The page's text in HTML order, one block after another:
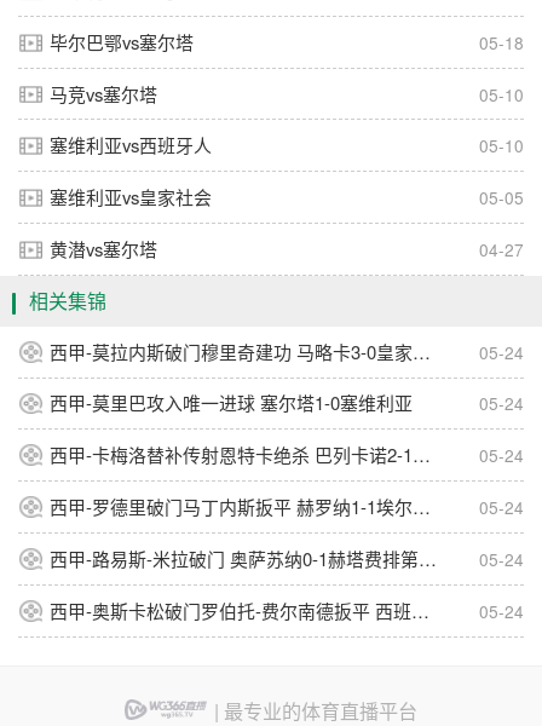
毕尔巴鄂vs塞尔塔 05-18
马竞vs塞尔塔 05-10
塞维利亚vs西班牙人 05-10
塞维利亚vs皇家社会 05-05
黄潜vs塞尔塔 04-27
相关集锦
西甲-莫拉内斯破门穆里奇建功 马略卡3-0皇家奥维耶多仍遭降级 05-24
西甲-莫里巴攻入唯一进球 塞尔塔1-0塞维利亚 05-24
西甲-卡梅洛替补传射恩特卡绝杀 巴列卡诺2-1逆转阿拉维斯 05-24
西甲-罗德里破门马丁内斯扳平 赫罗纳1-1埃尔切惨遭降级 05-24
西甲-路易斯-米拉破门 奥萨苏纳0-1赫塔费排第17惊险保级 05-24
西甲-奥斯卡松破门罗伯托-费尔南德扳平 西班牙人1-1皇家社会 05-24
| 最专业的体育直播平台